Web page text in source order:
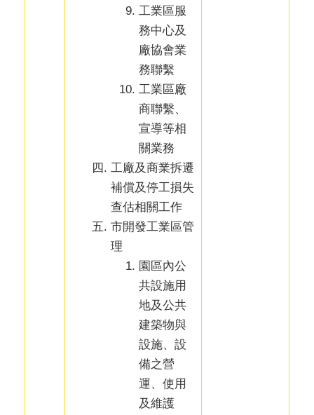
工業區服
務中心及
廠協會業
務聯繫
工業區廠
商聯繫、
宣導等相
關業務
工廠及商業拆遷
補償及停工損失
查估相關工作
市開發工業區管
理
園區內公
共設施用
地及公共
建築物與
設施、設
備之營
運、使用
及維護